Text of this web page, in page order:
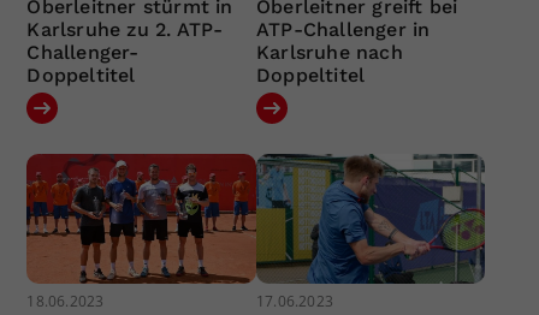
Oberleitner stürmt in
Karlsruhe zu 2. ATP-
Challenger-
Doppeltitel
Oberleitner greift bei
ATP-Challenger in
Karlsruhe nach
Doppeltitel
18.06.2023 17.06.2023